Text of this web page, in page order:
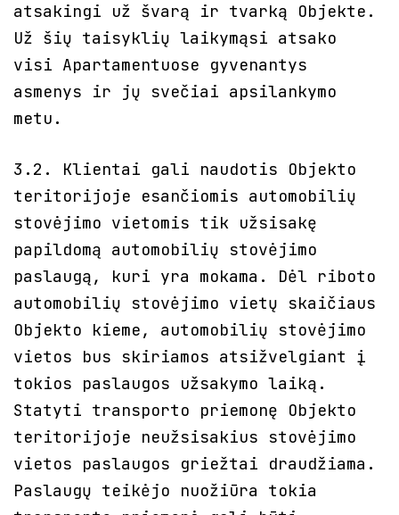
atsakingi už švarą ir tvarką Objekte.
Už šių taisyklių laikymąsi atsako
visi Apartamentuose gyvenantys
asmenys ir jų svečiai apsilankymo
metu.
3.2. Klientai gali naudotis Objekto
teritorijoje esančiomis automobilių
stovėjimo vietomis tik užsisakę
papildomą automobilių stovėjimo
paslaugą, kuri yra mokama. Dėl riboto
automobilių stovėjimo vietų skaičiaus
Objekto kieme, automobilių stovėjimo
vietos bus skiriamos atsižvelgiant į
tokios paslaugos užsakymo laiką.
Statyti transporto priemonę Objekto
teritorijoje neužsisakius stovėjimo
vietos paslaugos griežtai draudžiama.
Paslaugų teikėjo nuožiūra tokia